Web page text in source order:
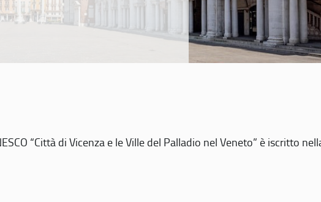
“Città di Vicenza e le Ville del Palladio nel Veneto” è iscritto